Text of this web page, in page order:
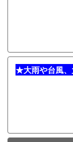
★大雨や台風